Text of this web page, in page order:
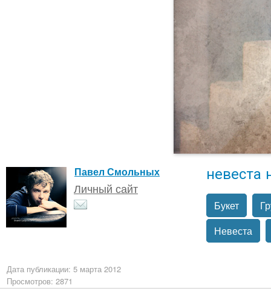
Павел Смольных
Личный сайт
невеста
Букет
Невеста
Дата публикации: 5 марта 2012
Просмотров: 2871